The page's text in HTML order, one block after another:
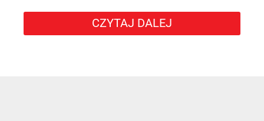
CZYTAJ DALEJ